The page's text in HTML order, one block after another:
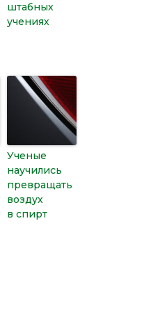
штабных
учениях
Ученые
научились
превращать
воздух
в спирт